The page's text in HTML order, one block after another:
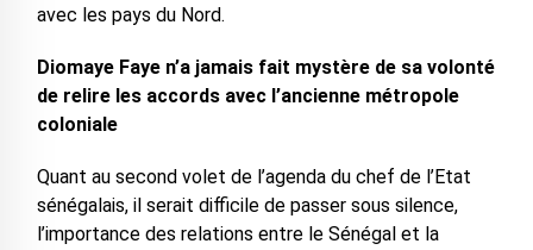
avec les pays du Nord.
Diomaye Faye n’a jamais fait mystère de sa volonté
de relire les accords avec l’ancienne métropole
coloniale
Quant au second volet de l’agenda du chef de l’Etat
sénégalais, il serait difficile de passer sous silence,
l’importance des relations entre le Sénégal et la